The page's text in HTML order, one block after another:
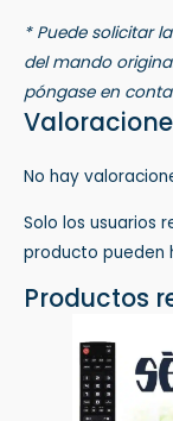
* Puede solicitar
del mando
póngase en
No hay
Solo los usuarios
producto pueden
Productos